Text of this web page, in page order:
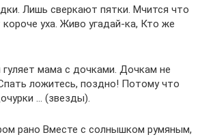
Лишь сверкают пятки. Мчится что
короче уха. Живо угадай-ка, Кто же
мама с дочками. Дочкам не
ложитесь, поздно! Потому что
… (звезды).
рано Вместе с солнышком румяным,